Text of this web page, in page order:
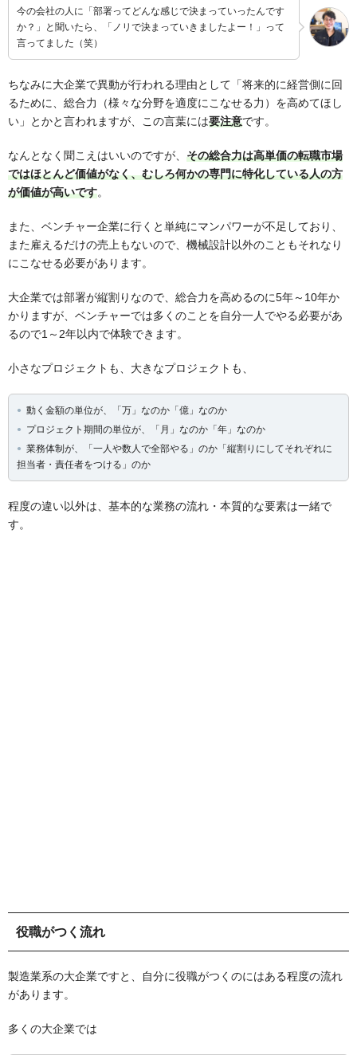
今の会社の人に「部署ってどんな感じで決まっていったんです
か？」と聞いたら、「ノリで決まっていきましたよー！」って
言ってました（笑）
ちなみに大企業で異動が行われる理由として「将来的に経営側に回
るために、総合力（様々な分野を適度にこなせる力）を高めてほし
い」とかと言われますが、この言葉には要注意です。
なんとなく聞こえはいいのですが、 その総合力は高単価の転職市場
ではほとんど価値がなく、むしろ何かの専門に特化している人の方
が価値が高いです。
また、ベンチャー企業に行くと単純にマンパワーが不足しており、
また雇えるだけの売上もないので、機械設計以外のこともそれなり
にこなせる必要があります。
大企業では部署が縦割りなので、総合力を高めるのに5年～10年か
かりますが、ベンチャーでは多くのことを自分一人でやる必要があ
るので1～2年以内で体験できます。
小さなプロジェクトも、大きなプロジェクトも、
動く金額の単位が、「万」なのか「億」なのか
プロジェクト期間の単位が、「月」なのか「年」なのか
業務体制が、「一人や数人で全部やる」のか「縦割りにしてそれぞれに
担当者・責任者をつける」のか
程度の違い以外は、基本的な業務の流れ・本質的な要素は一緒で
す。
役職がつく流れ
製造業系の大企業ですと、自分に役職がつくのにはある程度の流れ
があります。
多くの大企業では